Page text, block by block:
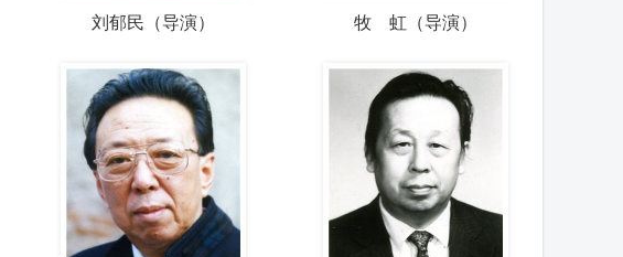
刘郁民（导演） 牧 虹（导演）